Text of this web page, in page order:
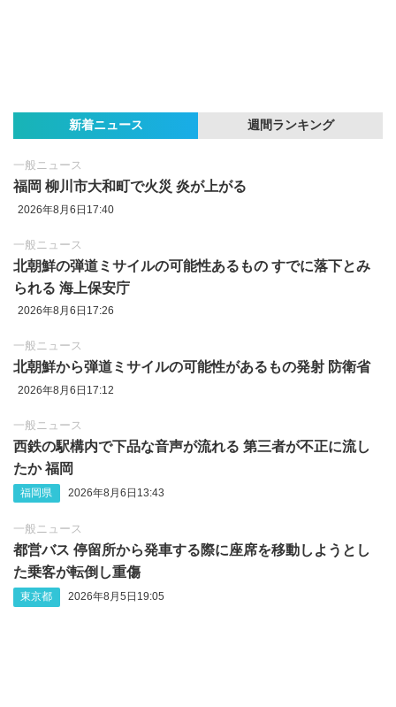
新着ニュース 週間ランキング
一般ニュース
福岡 柳川市大和町で火災 炎が上がる
2026年8月6日17:40
一般ニュース
北朝鮮の弾道ミサイルの可能性あるもの すでに落下とみ
られる 海上保安庁
2026年8月6日17:26
一般ニュース
北朝鮮から弾道ミサイルの可能性があるもの発射 防衛省
2026年8月6日17:12
一般ニュース
西鉄の駅構内で下品な音声が流れる 第三者が不正に流し
たか 福岡
福岡県 2026年8月6日13:43
一般ニュース
都営バス 停留所から発車する際に座席を移動しようとし
た乗客が転倒し重傷
東京都 2026年8月5日19:05